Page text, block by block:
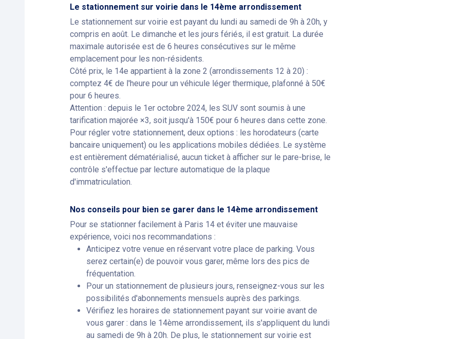
Le stationnement sur voirie dans le 14ème arrondissement
Le stationnement sur voirie est payant du lundi au samedi de 9h à 20h, y
compris en août. Le dimanche et les jours fériés, il est gratuit. La durée
maximale autorisée est de 6 heures consécutives sur le même
emplacement pour les non-résidents.
Côté prix, le 14e appartient à la zone 2 (arrondissements 12 à 20) :
comptez 4€ de l'heure pour un véhicule léger thermique, plafonné à 50€
pour 6 heures.
Attention : depuis le 1er octobre 2024, les SUV sont soumis à une
tarification majorée ×3, soit jusqu'à 150€ pour 6 heures dans cette zone.
Pour régler votre stationnement, deux options : les horodateurs (carte
bancaire uniquement) ou les applications mobiles dédiées. Le système
est entièrement dématérialisé, aucun ticket à afficher sur le pare-brise, le
contrôle s'effectue par lecture automatique de la plaque
d'immatriculation.
Nos conseils pour bien se garer dans le 14ème arrondissement
Pour se stationner facilement à Paris 14 et éviter une mauvaise
expérience, voici nos recommandations :
Anticipez votre venue en réservant votre place de parking. Vous
serez certain(e) de pouvoir vous garer, même lors des pics de
fréquentation.
Pour un stationnement de plusieurs jours, renseignez-vous sur les
possibilités d'abonnements mensuels auprès des parkings.
Vérifiez les horaires de stationnement payant sur voirie avant de
vous garer : dans le 14ème arrondissement, ils s'appliquent du lundi
au samedi de 9h à 20h. De plus, le stationnement sur voirie est